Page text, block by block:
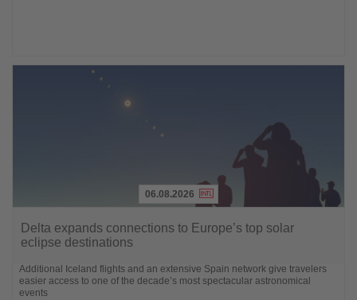
Sie
die
Nachrichten
06.08.2026
Delta expands connections to Europe’s top solar
eclipse destinations
Additional Iceland flights and an extensive Spain network give travelers
easier access to one of the decade’s most spectacular astronomical
events